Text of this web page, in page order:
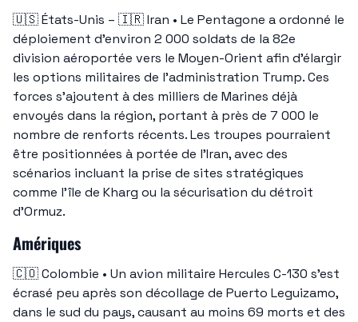
🇺🇸 États-Unis – 🇮🇷 Iran • Le Pentagone a ordonné le
déploiement d’environ 2 000 soldats de la 82e
division aéroportée vers le Moyen-Orient afin d’élargir
les options militaires de l’administration Trump. Ces
forces s’ajoutent à des milliers de Marines déjà
envoyés dans la région, portant à près de 7 000 le
nombre de renforts récents. Les troupes pourraient
être positionnées à portée de l’Iran, avec des
scénarios incluant la prise de sites stratégiques
comme l’île de Kharg ou la sécurisation du détroit
d’Ormuz.
Amériques
🇨🇴 Colombie • Un avion militaire Hercules C-130 s’est
écrasé peu après son décollage de Puerto Leguizamo,
dans le sud du pays, causant au moins 69 morts et des